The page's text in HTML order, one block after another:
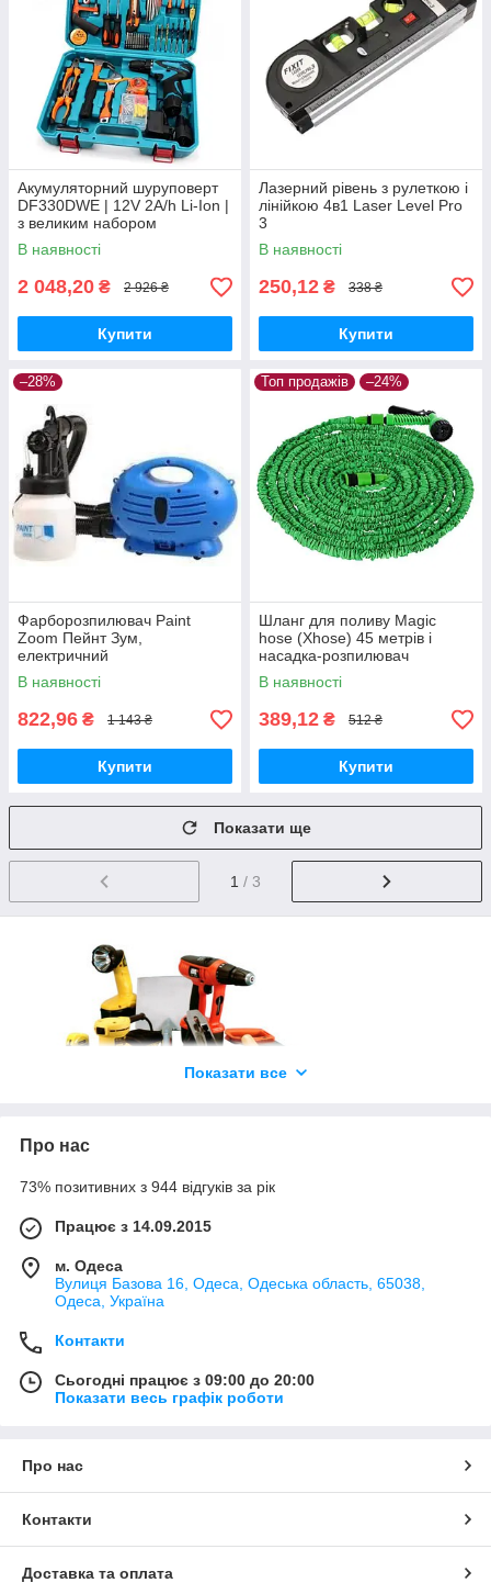
Акумуляторний шуруповерт
DF330DWE | 12V 2A/h Li-Ion |
з великим набором
інструментів МАКІТА
В наявності
2 048,20 ₴ 2 926 ₴
Купити
Лазерний рівень з рулеткою і
лінійкою 4в1 Laser Level Pro
3
В наявності
250,12 ₴ 338 ₴
Купити
–28%
Фарборозпилювач Paint
Zoom Пейнт Зум,
електричний
краскопульт,фарбопульт,
пульверизатор
В наявності
822,96 ₴ 1 143 ₴
Купити
Топ продажів –24%
Шланг для поливу Magic
hose (Xhose) 45 метрів і
насадка-розпилювач
Зелений
В наявності
389,12 ₴ 512 ₴
Купити
Показати ще
1 / 3
Якщо ви захочете зробити ремонт у своїй квартирі, без
необхідного набору інструментів вам просто не обійтися.
Пропонується величезний вибір інструментів, як для простих
оздоблювальних та ремонтних робіт, так і для складних.
Вимірювальні інструменти
Отже, спробуємо розібратися для початку з вимірювальними
інструментами.
Рулетка
Рулетка потрібна для того, щоб виконувати вимірювання у
менше витрат вийде на ремонт.
Рівень
Рівні призначені для подальшого виконання роботи та
квартири.
Показати все
Про нас
73% позитивних з 944 відгуків за рік
Працює з 14.09.2015
м. Одеса
Вулиця Базова 16, Одеса, Одеська область, 65038,
Одеса, Україна
Контакти
Сьогодні працює з 09:00 до 20:00
Показати весь графік роботи
Про нас
Контакти
Доставка та оплата